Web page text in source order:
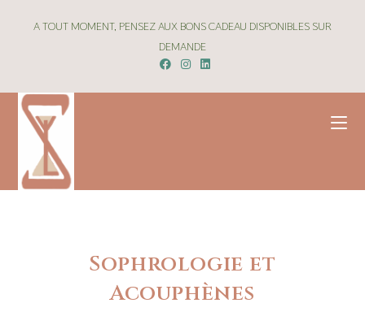
A TOUT MOMENT, PENSEZ AUX BONS CADEAU DISPONIBLES SUR
DEMANDE
Sophrologie et
Acouphènes